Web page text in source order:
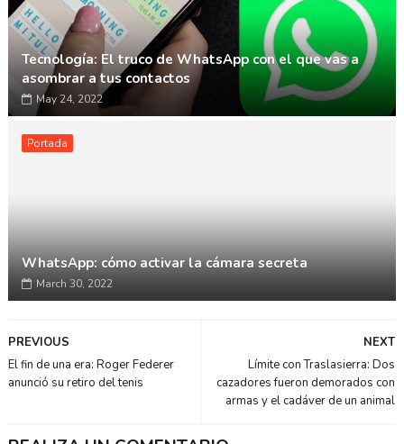
Tecnología: El truco de WhatsApp con el que vas a
asombrar a tus contactos
May 24, 2022
Portada
WhatsApp: cómo activar la cámara secreta
March 30, 2022
NEXT
Límite con Traslasierra: Dos
cazadores fueron demorados con
armas y el cadáver de un animal
PREVIOUS
El fin de una era: Roger Federer
anunció su retiro del tenis